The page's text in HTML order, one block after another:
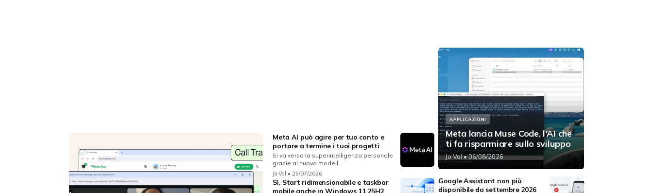
Meta AI può agire per tuo conto e
portare a termine i tuoi progetti
Si va verso la superintelligenza personale
grazie al nuovo modell...
Jo Val • 25/07/2026
Sì, Start ridimensionabile e taskbar
mobile anche in Windows 11 25H2
APPLICAZIONI
Meta lancia Muse Code, l'AI che
ti fa risparmiare sullo sviluppo
Jo Val• 06/08/2026
Google Assistant non più
disponibile da settembre 2026